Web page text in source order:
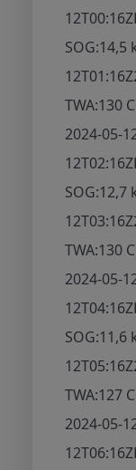
12T00:16Z
SOG:14,5
12T01:16Z
TWA:130
2024-05-
12T02:16Z
SOG:12,7
12T03:16Z
TWA:130
2024-05-
12T04:16Z
SOG:11,6
12T05:16Z
TWA:127
2024-05-
12T06:16Z